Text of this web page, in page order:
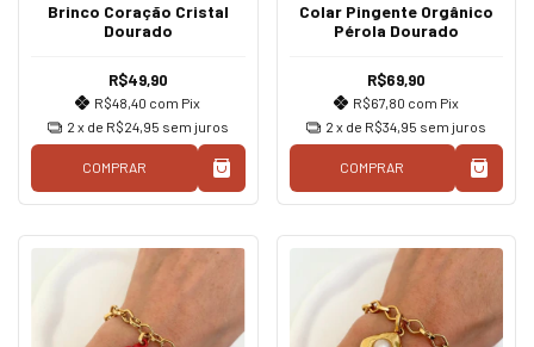
Brinco Coração Cristal
Dourado
R$49,90
R$48,40 com Pix
2 x de R$24,95 sem juros
COMPRAR
Colar Pingente Orgânico
Pérola Dourado
R$69,90
R$67,80 com Pix
2 x de R$34,95 sem juros
COMPRAR